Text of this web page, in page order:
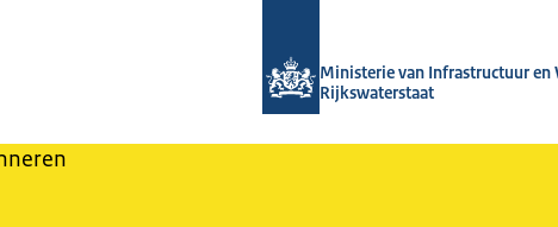
Ministerie van Infrastructuur en
Rijkswaterstaat